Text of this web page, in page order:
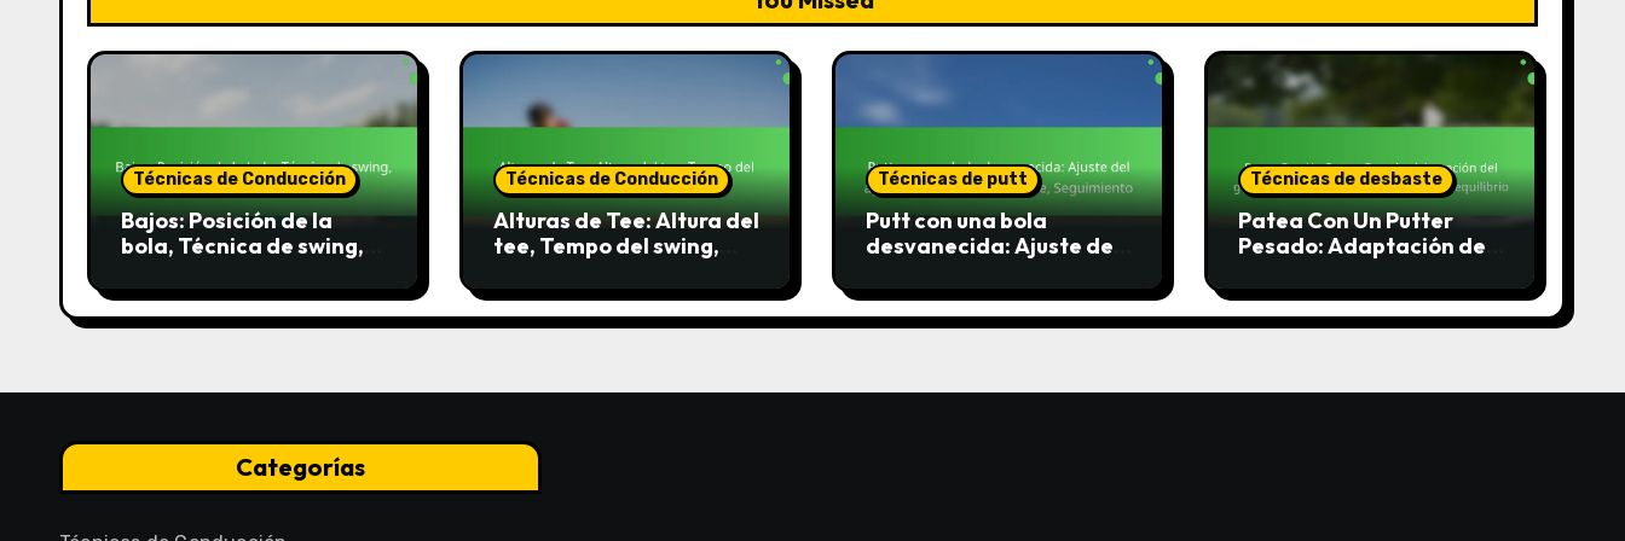
Técnicas de Conducción
Bajos: Posición de la
bola, Técnica de swing,
Técnicas de Conducción
Alturas de Tee: Altura del
tee, Tempo del swing,
Técnicas de putt
Putt con una bola
desvanecida: Ajuste del
golpe, Seguimiento
Técnicas de desbaste
Patea Con Un Putter
Pesado: Adaptación del
agarre, Técnicas de
equilibrio
Categorías